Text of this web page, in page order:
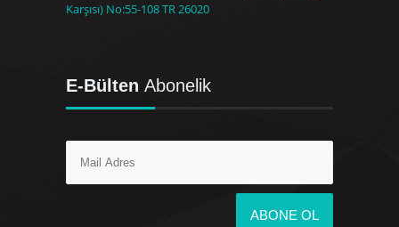
Karşısı) No:55-108 TR 26020
E-Bülten Abonelik